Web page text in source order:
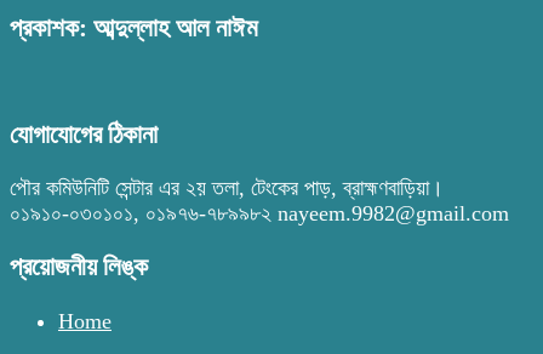
প্রকাশক: আব্দুল্লাহ আল নাঈম
যোগাযোগের ঠিকানা
পৌর কমিউনিটি সেন্টার এর ২য় তলা, টেংকের পাড়, ব্রাহ্মণবাড়িয়া।
০১৯১০-০৩০১০১, ০১৯৭৬-৭৮৯৯৮২ nayeem.9982@gmail.com
প্রয়োজনীয় লিঙ্ক
Home